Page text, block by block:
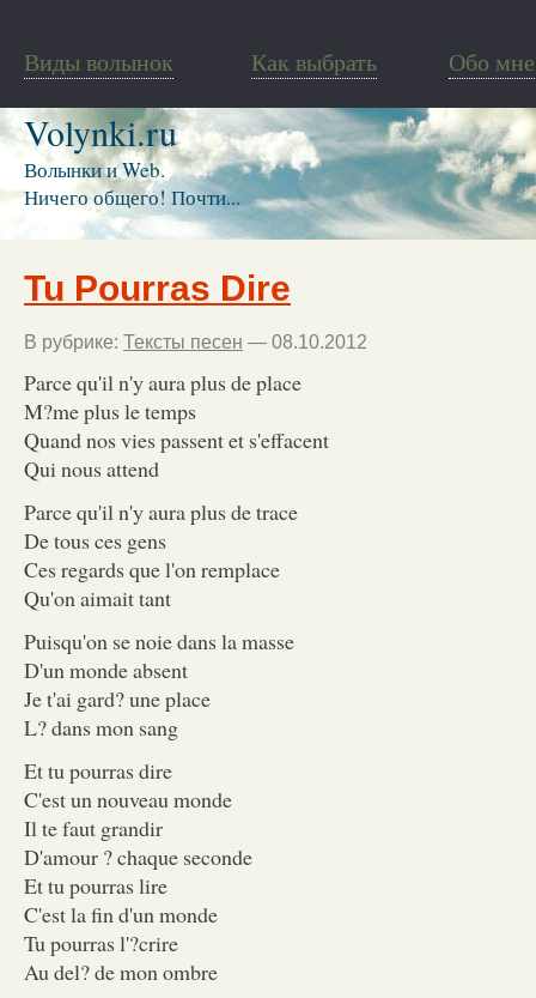
Виды волынок Как выбрать Обо мне
Volynki.ru
Волынки и Web.
Ничего общего! Почти...
Tu Pourras Dire
В рубрике: Тексты песен — 08.10.2012
Parce qu'il n'y aura plus de place
M?me plus le temps
Quand nos vies passent et s'effacent
Qui nous attend
Parce qu'il n'y aura plus de trace
De tous ces gens
Ces regards que l'on remplace
Qu'on aimait tant
Puisqu'on se noie dans la masse
D'un monde absent
Je t'ai gard? une place
L? dans mon sang
Et tu pourras dire
C'est un nouveau monde
Il te faut grandir
D'amour ? chaque seconde
Et tu pourras lire
C'est la fin d'un monde
Tu pourras l'?crire
Au del? de mon ombre